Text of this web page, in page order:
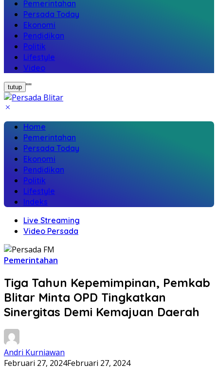
Pemerintahan
Persada Today
Ekonomi
Pendidikan
Politik
Lifestyle
Video
tutup ""
Home
Pemerintahan
Persada Today
Ekonomi
Pendidikan
Politik
Lifestyle
Indeks
Live Streaming
Video Persada
Pemerintahan
Tiga Tahun Kepemimpinan, Pemkab
Blitar Minta OPD Tingkatkan
Sinergitas Demi Kemajuan Daerah
Andri Kurniawan
Februari 27, 2024Februari 27, 2024